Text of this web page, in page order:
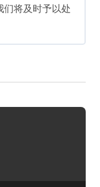
们将及时予以处